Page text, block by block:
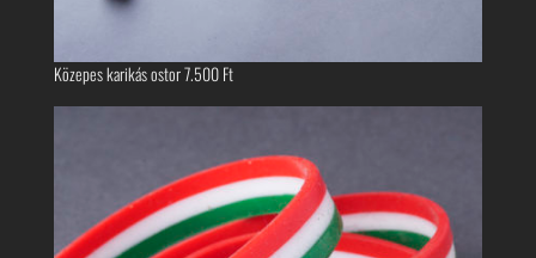
Közepes karikás ostor7.500Ft